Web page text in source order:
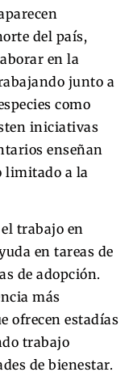
del país,
en la
junto a
como
iniciativas
enseñan
limitado a la
trabajo en
en tareas de
de adopción.
más
ofrecen estadías
trabajo
de bienestar.